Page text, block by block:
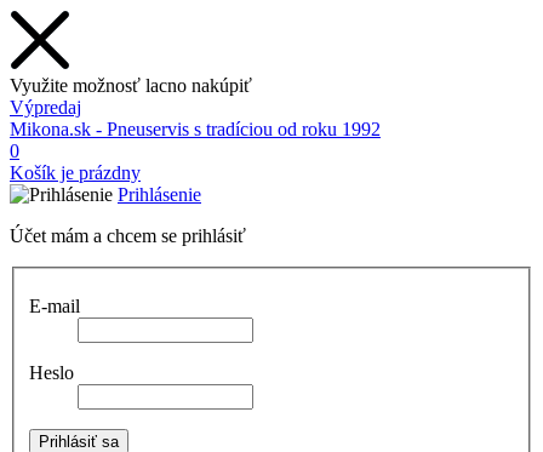
Využite možnosť lacno nakúpiť
Výpredaj
Mikona.sk - Pneuservis s tradíciou od roku 1992
0
Košík je prázdny
Prihlásenie
Účet mám a chcem se prihlásiť
E-mail
Heslo